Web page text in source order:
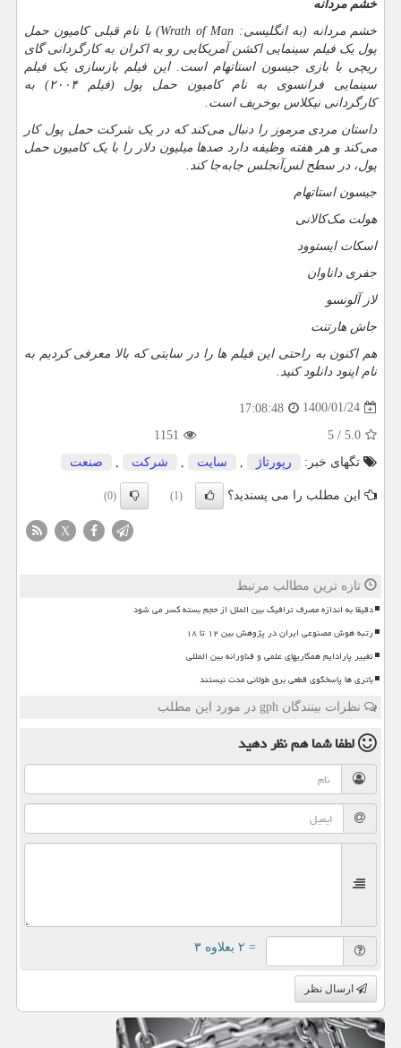
خشم مردانه
خشم مردانه (به انگلیسی: Wrath of Man) با نام قبلی کامیون حمل
پول یک فیلم سینمایی اکشن آمریکایی رو به اکران به کارگردانی گای
ریچی با بازی جیسون استاتهام است. این فیلم بازسازی یک فیلم
سینمایی فرانسوی به نام کامیون حمل پول (فیلم ۲۰۰۴) به
کارگردانی نیکلاس بوخریف است.
داستان مردی مرموز را دنبال می‌کند که در یک شرکت حمل پول کار
می‌کند و هر هفته وظیفه دارد صدها میلیون دلار را با یک کامیون حمل
پول، در سطح لس‌آنجلس جابه‌جا کند.
جیسون استاتهام
هولت مک‌کالانی
اسکات ایستوود
جفری داناوان
لاز آلونسو
جاش هارتنت
هم اکنون به راحتی این فیلم ها را در سایتی که بالا معرفی کردیم به
نام اپنود دانلود کنید.
1400/01/24
17:08:48
5.0
/
5
1151
تگهای خبر:
رپورتاژ , سایت , شركت , صنعت
این مطلب را می پسندید؟ (1)
(0)
X
تازه ترین مطالب مرتبط
دقیقا به اندازه مصرف ترافیک بین الملل از حجم بسته کسر می شود
رتبه هوش مصنوعی ایران در پژوهش بین ۱۲ تا ۱۸
تغییر پارادایم همکاریهای علمی و فناورانه بین المللی
باتری ها پاسخگوی قطعی برق طولانی مدت نیستند
نظرات بینندگان gph در مورد این مطلب
لطفا شما همنظر دهید
= ۲ بعلاوه ۳
ارسال نظر